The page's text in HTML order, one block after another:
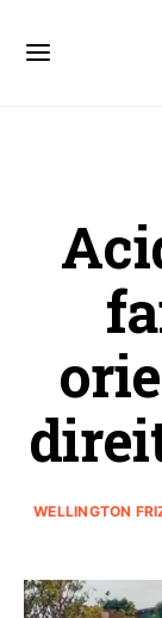
WELLINGTON